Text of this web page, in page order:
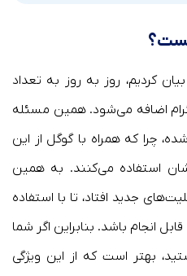
کردیم، روز به روز به تعداد
اضافه می‌شود. همین مسئله
چرا که همراه با گوگل از این
استفاده می‌کنند. به همین
جدید افتاد، تا با استفاده
انجام باشد. بنابراین اگر شما
بهتر است که از این ویژگی